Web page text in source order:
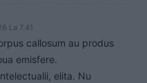
La 7.41
callosum au produs
emisfere.
elita. Nu